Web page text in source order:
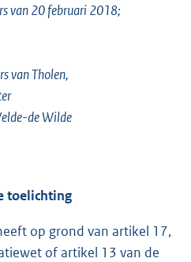
van 20 februari 2018;
van Tholen,
de Wilde
toelichting
op grond van artikel 17,
of artikel 13 van de